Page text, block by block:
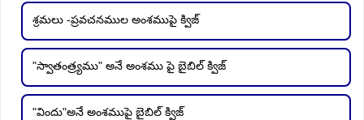
శ్రమలు -ప్రవచనముల అంశముపై క్విజ్
"స్వాతంత్ర్యము" అనే అంశము పై బైబిల్ క్విజ్
"విందు"అనే అంశముపై బైబిల్ క్విజ్